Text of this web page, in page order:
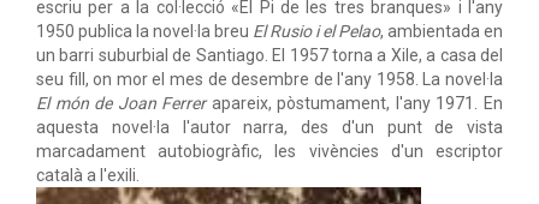
escriu per a la col·lecció «El Pi de les tres branques» i l'any
1950 publica la novel·la breu El Rusio i el Pelao, ambientada en
un barri suburbial de Santiago. El 1957 torna a Xile, a casa del
seu fill, on mor el mes de desembre de l'any 1958. La novel·la
El món de Joan Ferrerapareix, pòstumament, l'any 1971. En
aquesta novel·la l'autor narra, des d'un punt de vista
marcadament autobiogràfic, les vivències d'un escriptor
català a l'exili.